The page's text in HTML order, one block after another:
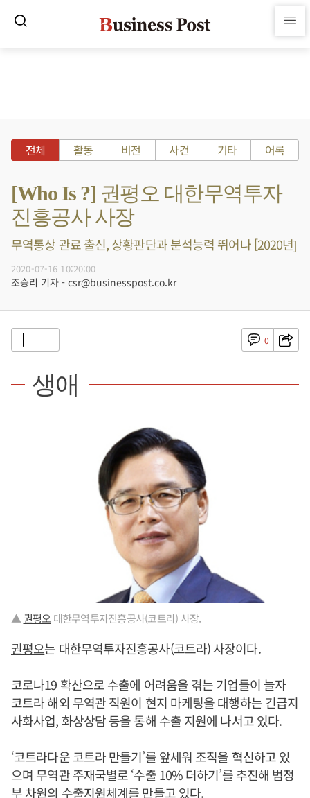
전체 활동 비전 사건 기타 어록
[Who Is ?] 권평오 대한무역투자
진흥공사 사장
무역통상 관료 출신, 상황판단과 분석능력 뛰어나 [2020년]
2020-07-16 10:20:00
조승리 기자 - csr@businesspost.co.kr
0
생애
▲권평오 대한무역투자진흥공사(코트라) 사장.
권평오는 대한무역투자진흥공사(코트라) 사장이다.
코로나19 확산으로 수출에 어려움을 겪는 기업들이 늘자
코트라 해외 무역관 직원이 현지 마케팅을 대행하는 긴급지
사화사업, 화상상담 등을 통해 수출 지원에 나서고 있다.
‘코트라다운 코트라 만들기’를 앞세워 조직을 혁신하고 있
으며 무역관 주재국별로 ‘수출 10% 더하기’를 추진해 범정
부 차원의 수출지원체계를 만들고 있다.